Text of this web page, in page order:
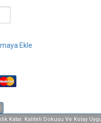
Ekle
Katar. Kaliteli Dokusu Ve Kolay